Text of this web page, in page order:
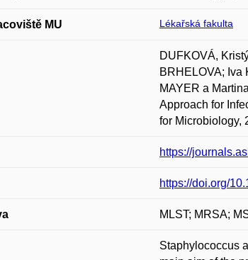
MU Lékařská fakulta
DUFKOVÁ,
BRHELOVA; Iva
MAYER a
Approach for
for Microbiology,
https://
https://doi.org/
MLST; MRSA;
Staphylococcus